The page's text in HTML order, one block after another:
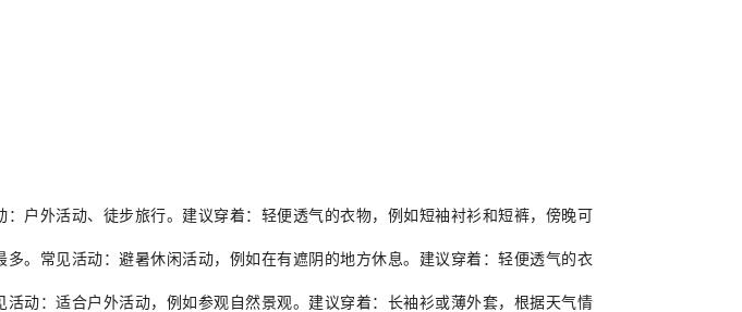
户外活动、徒步旅行。建议穿着：轻便透气的衣物，例如短袖衬衫和短裤，傍晚可
。常见活动：避暑休闲活动，例如在有遮阴的地方休息。建议穿着：轻便透气的衣
动：适合户外活动，例如参观自然景观。建议穿着：长袖衫或薄外套，根据天气情